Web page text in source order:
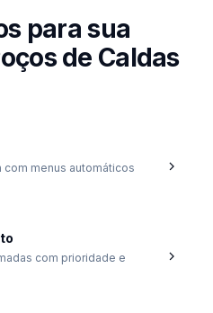
para sua
de Caldas
com menus automáticos
com prioridade e